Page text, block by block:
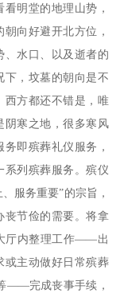
明堂的地理山势，
向好避开北方位，
、水口、以及逝者的
下，坟墓的朝向是不
西方都还不错是，唯
阴寒之地，很多寒风
即殡葬礼仪服务，
系列殡葬服务。殡仪
服务重要”的宗旨，
丧节俭的需要。将拿
厅内整理工作——出
主动做好日常殡葬
——完成丧事手续，